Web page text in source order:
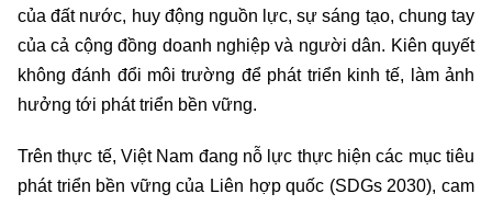
của đất nước, huy động nguồn lực, sự sáng tạo, chung tay
của cả cộng đồng doanh nghiệp và người dân. Kiên quyết
không đánh đổi môi trường để phát triển kinh tế, làm ảnh
hưởng tới phát triển bền vững.
Trên thực tế, Việt Nam đang nỗ lực thực hiện các mục tiêu
phát triển bền vững của Liên hợp quốc (SDGs 2030), cam